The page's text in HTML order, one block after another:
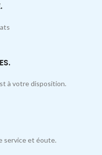
à votre disposition.
service et éoute.